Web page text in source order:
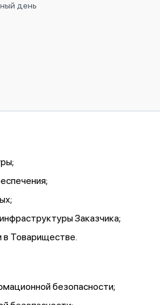
день
Заказчика;
в Товариществе.
безопасности;